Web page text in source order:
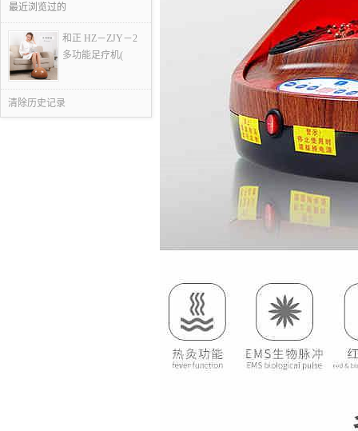
最近浏览过的
和正 HZ－ZJY－2
多功能足疗机(
清除历史记录